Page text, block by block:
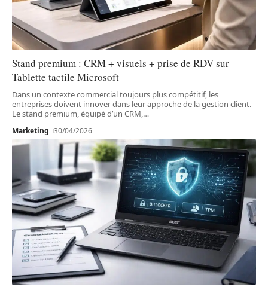
Stand premium : CRM + visuels + prise de RDV sur
Tablette tactile Microsoft
Dans un contexte commercial toujours plus compétitif, les
entreprises doivent innover dans leur approche de la gestion client.
Le stand premium, équipé d’un CRM,…
Marketing 30/04/2026